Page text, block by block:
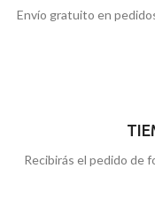
Envío gratuito en
Recibirás el pedido de